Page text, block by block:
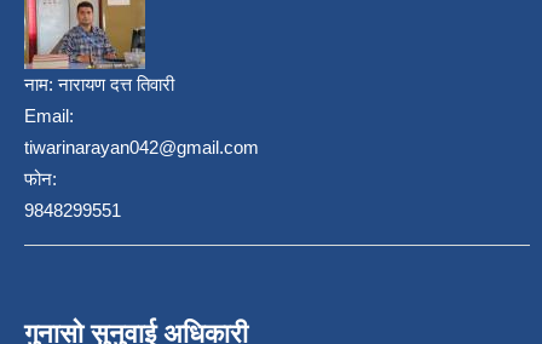
नाम:नारायण दत्त तिवारी
Email:
tiwarinarayan042@gmail.com
फोन:
9848299551
गुनासो सुनुवाई अधिकारी